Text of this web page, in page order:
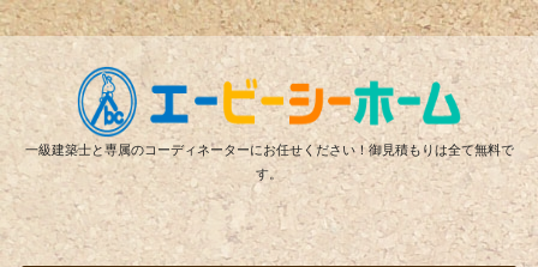
リ
一級建築士と専属のコーディネーターにお任せください！御見積もりは全て無料で
す。